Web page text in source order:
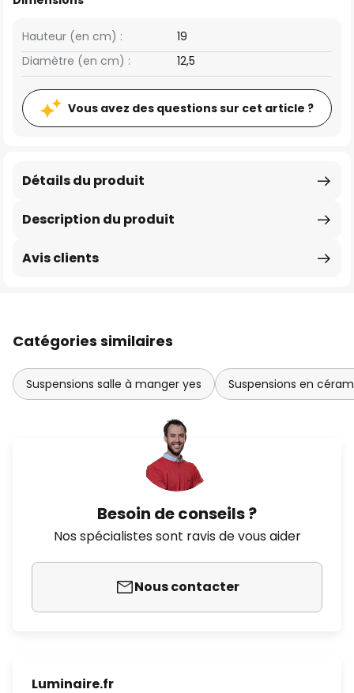
Hauteur (en cm) :
19
Diamètre (en cm) :
12,5
Vous avez des questions sur cet article ?
Description du produit
Détails du produit
Avis clients
Catégories similaires
Suspensions salle à manger yes Suspensions en
Besoin de conseils ?
Nos spécialistes sont ravis de vous aider
Nous contacter
Luminaire.fr